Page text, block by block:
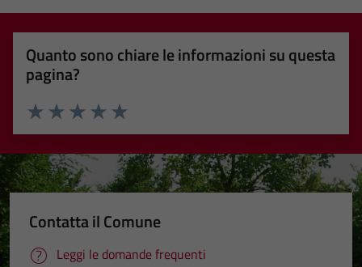
Quanto sono chiare le informazioni su questa
pagina?
Valuta 5 stelle su 5
Valuta 4 stelle su 5
Valuta 3 stelle su 5
Valuta 2 stelle su 5
Valuta 1 stelle su 5
Contatta il Comune
Leggi le domande frequenti